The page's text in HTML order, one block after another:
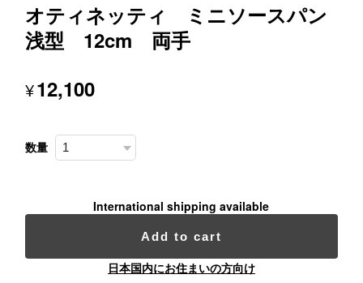
オティネッティ ミニソースパン
浅型 12cm 両手
¥12,100
数量
International shipping available
Add to cart
日本国内にお住まいの方向け